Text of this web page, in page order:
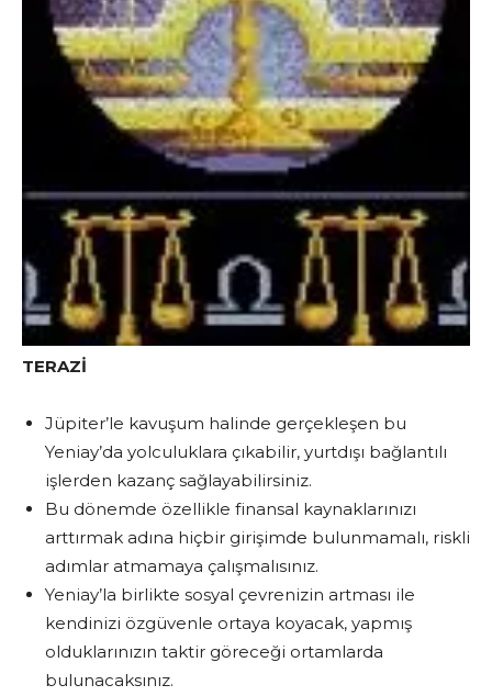
TERAZİ
Jüpiter’le kavuşum halinde gerçekleşen bu
Yeniay’da yolculuklara çıkabilir, yurtdışı bağlantılı
işlerden kazanç sağlayabilirsiniz.
Bu dönemde özellikle finansal kaynaklarınızı
arttırmak adına hiçbir girişimde bulunmamalı, riskli
adımlar atmamaya çalışmalısınız.
Yeniay’la birlikte sosyal çevrenizin artması ile
kendinizi özgüvenle ortaya koyacak, yapmış
olduklarınızın taktir göreceği ortamlarda
bulunacaksınız.